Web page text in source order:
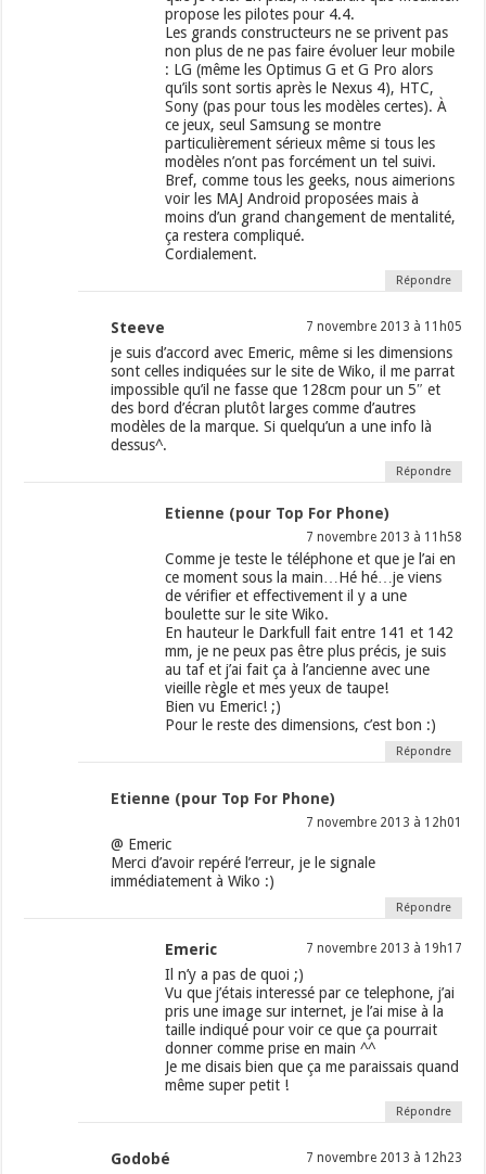
propose les pilotes pour 4.4.
Les grands constructeurs ne se privent pas
non plus de ne pas faire évoluer leur mobile
: LG (même les Optimus G et G Pro alors
qu’ils sont sortis après le Nexus 4), HTC,
Sony (pas pour tous les modèles certes). À
ce jeux, seul Samsung se montre
particulièrement sérieux même si tous les
modèles n’ont pas forcément un tel suivi.
Bref, comme tous les geeks, nous aimerions
voir les MAJ Android proposées mais à
moins d’un grand changement de mentalité,
ça restera compliqué.
Cordialement.
Répondre
Steeve 7 novembre 2013 à 11h05
je suis d’accord avec Emeric, même si les dimensions
sont celles indiquées sur le site de Wiko, il me parrat
impossible qu’il ne fasse que 128cm pour un 5″ et
des bord d’écran plutôt larges comme d’autres
modèles de la marque. Si quelqu’un a une info là
dessus^.
Répondre
Etienne (pour Top For Phone)
7 novembre 2013 à 11h58
Comme je teste le téléphone et que je l’ai en
ce moment sous la main…Hé hé…je viens
de vérifier et effectivement il y a une
boulette sur le site Wiko.
En hauteur le Darkfull fait entre 141 et 142
mm, je ne peux pas être plus précis, je suis
au taf et j’ai fait ça à l’ancienne avec une
vieille règle et mes yeux de taupe!
Bien vu Emeric! ;)
Pour le reste des dimensions, c’est bon :)
Répondre
Etienne (pour Top For Phone)
7 novembre 2013 à 12h01
@ Emeric
Merci d’avoir repéré l’erreur, je le signale
immédiatement à Wiko :)
Répondre
Emeric 7 novembre 2013 à 19h17
Il n’y a pas de quoi ;)
Vu que j’étais interessé par ce telephone, j’ai
pris une image sur internet, je l’ai mise à la
taille indiqué pour voir ce que ça pourrait
donner comme prise en main ^^
Je me disais bien que ça me paraissais quand
même super petit !
Répondre
Godobé 7 novembre 2013 à 12h23